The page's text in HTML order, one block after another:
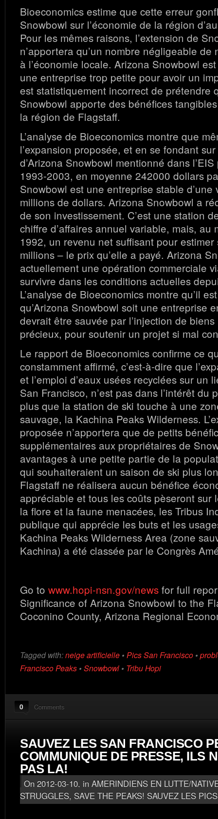
Bioeconomics estime que cette erreur
Snowbowl sur l’économie de la région
Pour les mêmes raisons, l’extension de
n’apportera qu’un nombre négligeable de
à l’économie locale. Arizona Snowbowl
une entreprise trop petite pour avoir un
est statistiquement incorrect de prétendre
Snowbowl apporte des bénéfices
la région de Flagstaff.
L’analyse de Bioeconomics montre que
l’expansion proposée, et en se fondant
d’Arizona Snowbowl mentionné dans
1993-2003, en moyenne 242000 dollars
Snowbowl est une entreprise stable
millions de dollars. Arizona Snowbowl a
de son investissement. C’est une station
chiffre d’affaires annuel variable, mais, au
1992, un revenu net suffisant pour
millions – le prix qu’elle a payé. Arizona
actuellement une opération commerciale
survivre dans les conditions actuelles
L’analyse de Bioeconomics montre qu’il
qu’Arizona Snowbowl soit une entreprise
devrait être sauvée par l’injection de
précieux, pour soutenir un projet si mal
Le rapport de Bioeconomics confirme ce
constamment affirmé, c’est-à-dire que
et l’emploi d’eaux usées recyclées sur un
San Francisco, n’est pas dans l’intérêt du
plus que la station de ski touche à une
sauvage, la Kachina Peaks Wilderness.
proposée n’apportera que de petits
supplémentaires aux propriétaires de
avantages à une petite partie de la
qui souhaiteraient un saison de ski plus
Flagstaff ne réalisera aucun bénéfice
appréciable et tous les coûts pèseront sur
la flore et la faune menacées, les Tribus
publique qui apprécie les buts et les
Kachina Peaks Wilderness Area (zone
Kachina) a été classée par le Congrès
Go to www.hopi-nsn.gov/news for full
Significance of Arizona Snowbowl to the
Coconino County, Arizona Regional
Tagged with:neige artificielle • Pics San Francisco •
Francisco Peaks • Snowbowl • Tribu Hopi
0 Comments
SAUVEZ LES SAN FRANCISCO
COMMUNIQUE DE PRESSE, ILS
PAS LA!
On 2012-03-10, in AMERINDIENS EN LUTTE/
STRUGGLES, SAVE THE PEAKS! SAUVEZ LES